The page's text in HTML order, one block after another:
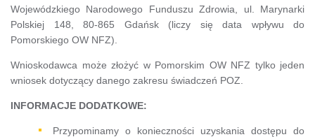
Wojewódzkiego Narodowego Funduszu Zdrowia, ul. Marynarki
Polskiej 148, 80-865 Gdańsk (liczy się data wpływu do
Pomorskiego OW NFZ).
Wnioskodawca może złożyć w Pomorskim OW NFZ tylko jeden
wniosek dotyczący danego zakresu świadczeń POZ.
INFORMACJE DODATKOWE:
Przypominamy o konieczności uzyskania dostępu do